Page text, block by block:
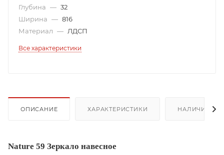
Глубина — 32
Ширина — 816
Материал — ЛДСП
Все характеристики
ОПИСАНИЕ ХАРАКТЕРИСТИКИ НАЛИЧИЕ
Nature 59 Зеркало навесное